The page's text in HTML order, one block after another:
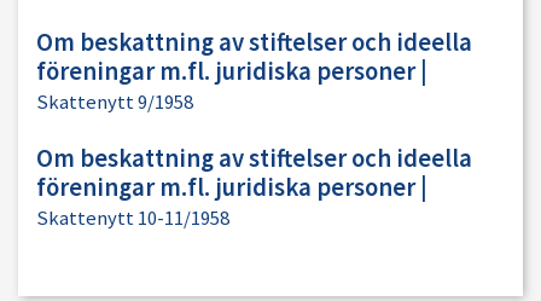
Om beskattning av stiftelser och ideella
föreningar m.fl. juridiska personer|
Skattenytt 9/1958
Om beskattning av stiftelser och ideella
föreningar m.fl. juridiska personer|
Skattenytt 10-11/1958